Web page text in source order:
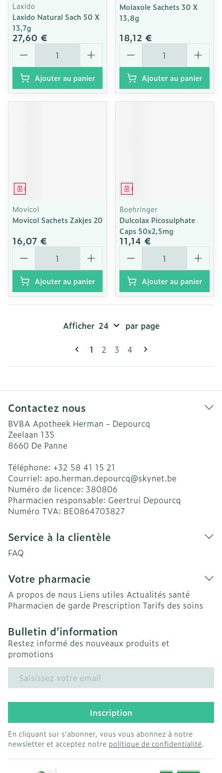
Laxido
Laxido Natural Sach 50 X
13,7g
27,60 €
Quantité
Ajouter au panier
Molaxole Sachets 30 X
13,8g
18,12 €
Quantité
Ajouter au panier
Médicament
Movicol
Movicol Sachets Zakjes 20
16,07 €
Quantité
Ajouter au panier
Médicament
Boehringer
Dulcolax Picosulphate
Caps 50x2,5mg
11,14 €
Quantité
Ajouter au panier
Pages
Vous lisez actuellement la page
1 Page
2 Page
3 Page
4
Afficher par page
Contactez nous
BVBA Apotheek Herman - Depourcq
Zeelaan 135
8660 De Panne
Téléphone: +32 58 41 15 21
Courriel: apo.herman.depourcq@skynet.be
Numéro de licence: 380806
Pharmacien responsable: Geertrui Depourcq
Numéro TVA: BE0864703827
Service à la clientèle
FAQ
Votre pharmacie
A propos de nous Liens utiles Actualités santé
Pharmacien de garde Prescription Tarifs des soins
Bulletin d’information
Restez informé des nouveaux produits et
promotions
Adresse mail
Inscription
En cliquant sur s'abonner, vous vous abonnez à notre
newsletter et acceptez notre politique de confidentialité.